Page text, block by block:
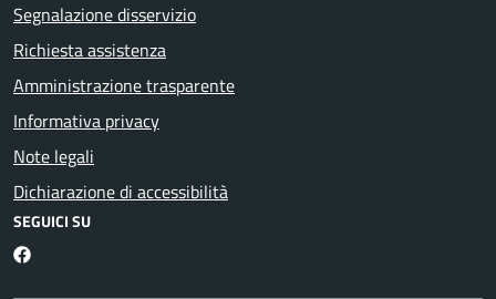
Segnalazione disservizio
Richiesta assistenza
Amministrazione trasparente
Informativa privacy
Note legali
Dichiarazione di accessibilità
SEGUICI SU
Martirano Lombardo Facebook